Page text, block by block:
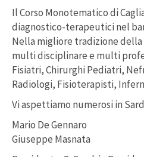
Il Corso Monotematico di
diagnostico-terapeutici nel
Nella migliore tradizione
multi disciplinare e multi
Fisiatri, Chirurghi Pediatri,
Radiologi, Fisioterapisti,
Vi aspettiamo numerosi in
Mario De Gennaro
Giuseppe Masnata